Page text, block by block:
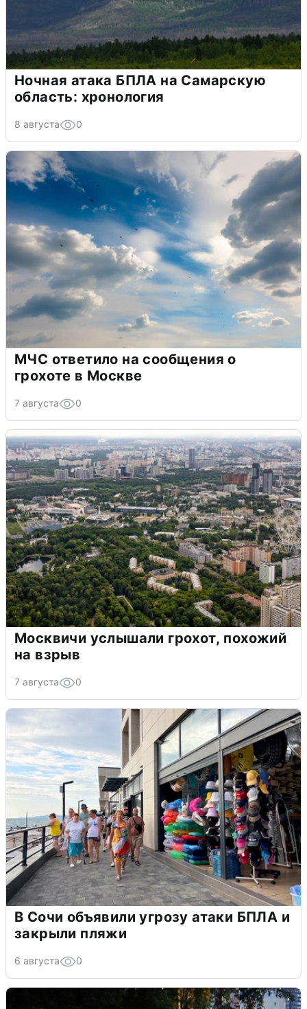
Ночная атака БПЛА на Самарскую
область: хронология
8 августа 0
МЧС ответило на сообщения о
грохоте в Москве
7 августа 0
Москвичи услышали грохот, похожий
на взрыв
7 августа 0
В Сочи объявили угрозу атаки БПЛА и
закрыли пляжи
6 августа 0